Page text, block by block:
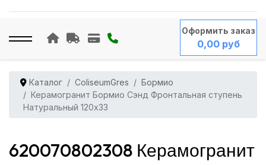
Оформить заказ
0,00 руб
Каталог ColiseumGres
Бормио
Керамогранит Бормио Сэнд Фронтальная ступень
Натуральный 120x33
620070802308 Керамогранит